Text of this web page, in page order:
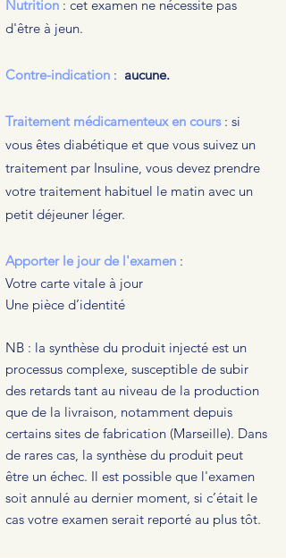
Nutrition : cet examen ne nécessite pas
d'être à jeun.
Contre-indication : aucune.
Traitement médicamenteux en cours: si
vous êtes diabétique et que vous suivez un
traitement par Insuline, vous devez prendre
votre traitement habituel le matin avec un
petit déjeuner léger.
Apporter le jour de l'examen :
Votre carte vitale à jour
Une pièce d’identité
NB : la synthèse du produit injecté est un
processus complexe, susceptible de subir
des retards tant au niveau de la production
que de la livraison, notamment depuis
certains sites de fabrication (Marseille). Dans
de rares cas, la synthèse du produit peut
être un échec. Il est possible que l'examen
soit annulé au dernier moment, si c’était le
cas votre examen serait reporté au plus tôt.